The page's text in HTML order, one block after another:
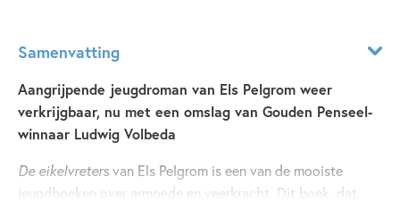
Samenvatting
Aangrijpende jeugdroman van Els Pelgrom weer
verkrijgbaar, nu met een omslag van Gouden Penseel-
winnaar Ludwig Volbeda
De eikelvretersvan Els Pelgrom is een van de mooiste
jeugdboeken over armoede en veerkracht. Dit boek, dat